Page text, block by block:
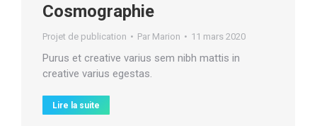
Cosmographie
Projet de publication Par Marion 11 mars 2020
Purus et creative varius sem nibh mattis in
creative varius egestas.
Lire la suite